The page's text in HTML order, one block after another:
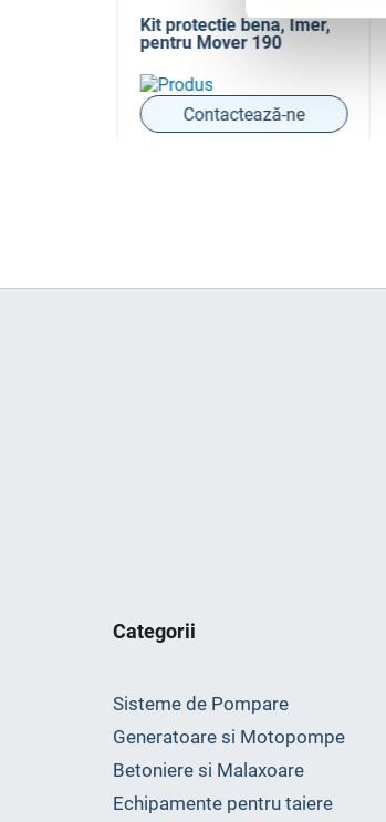
Kit protectie bena, Imer,
pentru Mover 190
Contactează-ne
Categorii
Sisteme de Pompare
Generatoare si Motopompe
Betoniere si Malaxoare
Echipamente pentru taiere